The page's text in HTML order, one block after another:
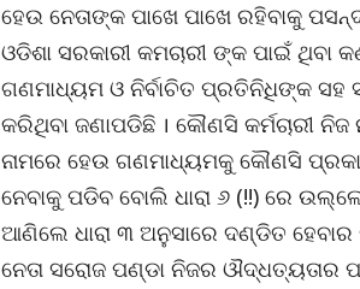
ହେଉ ନେତାଙ୍କ ପାଖେ ପାଖେ ରହିବାକୁ
ଓଡିଶା ସରକାରୀ କମଚାରୀ ଙ୍କ ପାଇଁ ଥିବା
ଗଣମାଧ୍ୟମ ଓ ନିର୍ବାଚିତ ପ୍ରତିନିଧିଙ୍କ ସହ
କରିଥିବା ଜଣାପଡିଛି । କୌଣସି କର୍ମଚାରୀ ନିଜ
ନାମରେ ହେଉ ଗଣମାଧ୍ୟମକୁ କୌଣସି
ନେବାକୁ ପଡିବ ବୋଲି ଧାରା ୬ (!!) ରେ
ଆଣିଲେ ଧାରା ୩ ଅନୁସାରେ ଦଣ୍ଡିତ
ନେତା ସରୋଜ ପଣ୍ଡା ନିଜର ଔଦ୍ଧତ୍ୟତାର